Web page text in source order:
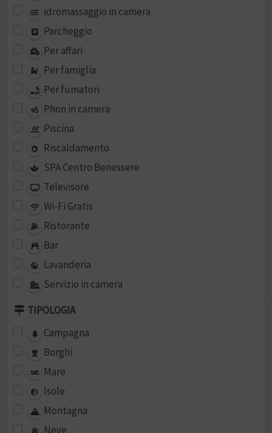
idromassaggio in camera
Parcheggio
Per affari
Per famiglia
Per fumatori
Phon in camera
Piscina
Riscaldamento
SPA Centro Benessere
Televisore
Wi-Fi Gratis
Ristorante
Bar
Lavanderia
Servizio in camera
TIPOLOGIA
Campagna
Borghi
Mare
Isole
Montagna
Neve